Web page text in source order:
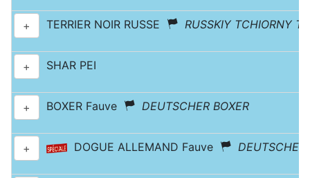
+ TERRIER NOIR RUSSE RUSSKIY TCHIORNY
+ SHAR PEI
+ BOXER Fauve DEUTSCHER BOXER
+ DOGUE ALLEMAND Fauve DEUTSCHE